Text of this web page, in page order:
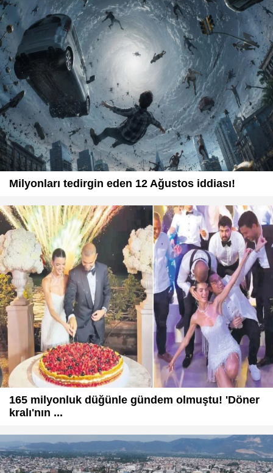
Milyonları tedirgin eden 12 Ağustos iddiası!
165 milyonluk düğünle gündem olmuştu! 'Döner
kralı'nın ...